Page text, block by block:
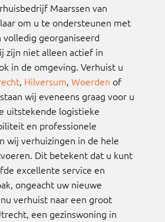
Maarssen van
om u te ondersteunen met
volledig georganiseerd
zijn niet alleen actief in
in de omgeving. Verhuist u
, Hilversum, Woerden of
wij eveneens graag voor u
uitstekende logistieke
en professionele
wij verhuizingen in de hele
Dit betekent dat u kunt
excellente service en
ongeacht uw nieuwe
verhuist naar een groot
een gezinswoning in